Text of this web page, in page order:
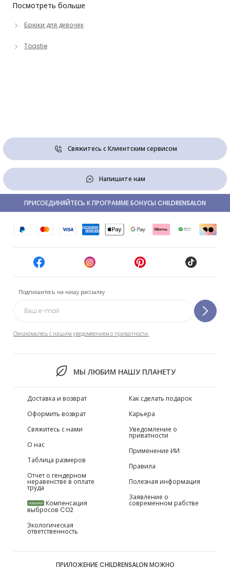
Посмотреть больше
Брюки для девочек
Töastie
Свяжитесь с Клиентским сервисом
Напишите нам
Подпишитесь на нашу рассылку
Ознакомьтесь с нашим уведомлением о приватности.
МЫ ЛЮБИМ НАШУ ПЛАНЕТУ
ПРИСОЕДИНЯЙТЕСЬ К ПРОГРАММЕ БОНУСЫ CHILDRENSALON
Доставка и возврат
Оформить возврат
Свяжитесь с нами
О нас
Таблица размеров
Отчет о гендерном
неравенстве в оплате
труда
НОВИНКИ Компенсация
выбросов CO2
Экологическая
ответственность
Как сделать подарок
Карьера
Уведомление о
приватности
Применение ИИ
Правила
Полезная информация
Заявление о
современном рабстве
ПРИЛОЖЕНИЕ CHILDRENSALON МОЖНО